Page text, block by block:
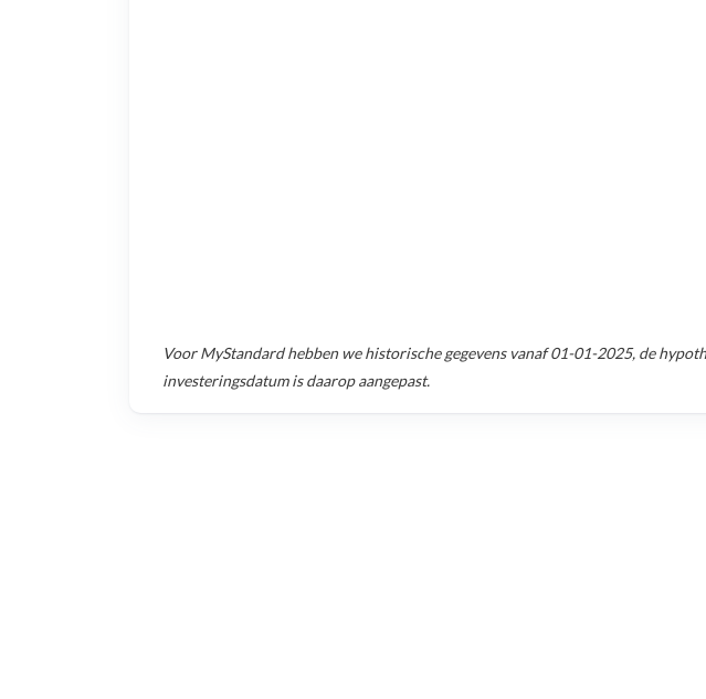
VoorMyStandardhebben we historische gegevens vanaf01-01-2025, de
investeringsdatum is daarop aangepast.